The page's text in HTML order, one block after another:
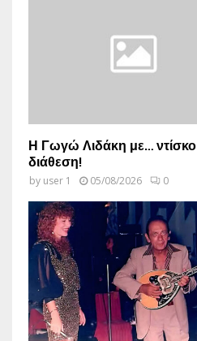
Η Γωγώ Λιδάκη με… ντίσκο
διάθεση!
by user 1 05/08/2026 0